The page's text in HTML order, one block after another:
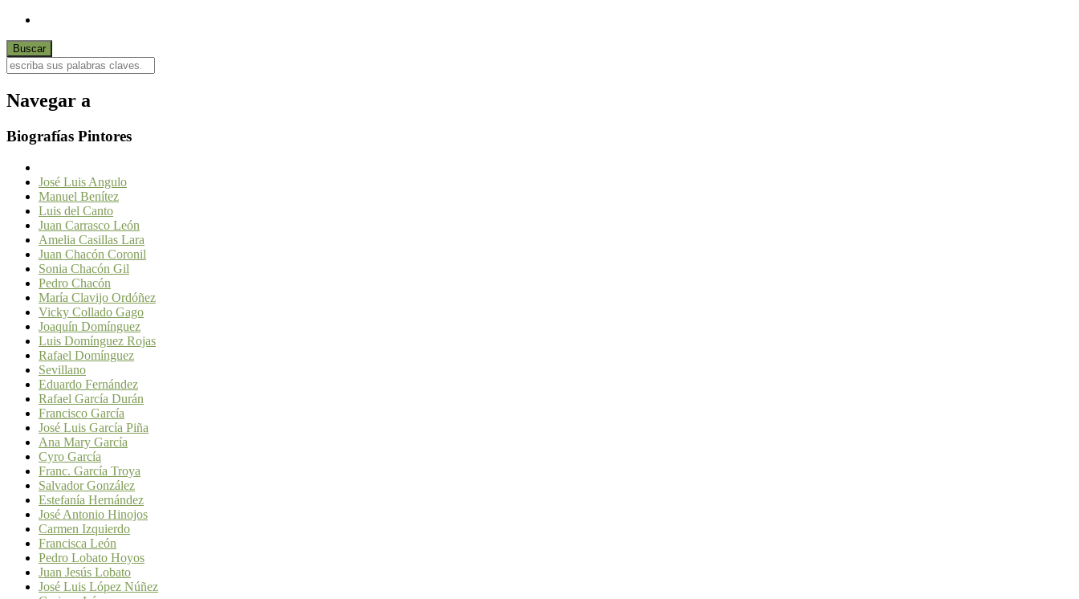
Navegar a
Biografías Pintores
José Luis Angulo
Manuel Benítez
Luis del Canto
Juan Carrasco León
Amelia Casillas Lara
Juan Chacón Coronil
Sonia Chacón Gil
Pedro Chacón
María Clavijo Ordóñez
Vicky Collado Gago
Joaquín Domínguez
Luis Domínguez Rojas
Rafael Domínguez
Sevillano
Eduardo Fernández
Rafael García Durán
Francisco García
José Luis García Piña
Ana Mary García
Cyro García
Franc. García Troya
Salvador González
Estefanía Hernández
José Antonio Hinojos
Carmen Izquierdo
Francisca León
Pedro Lobato Hoyos
Juan Jesús Lobato
José Luis López Núñez